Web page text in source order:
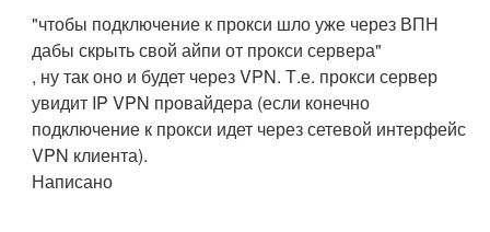
"чтобы подключение к прокси шло уже через ВПН
дабы скрыть свой айпи от прокси сервера"
, ну так оно и будет через VPN. Т.е. прокси сервер
увидит IP VPN провайдера (если конечно
подключение к прокси идет через сетевой интерфейс
VPN клиента).
Написано